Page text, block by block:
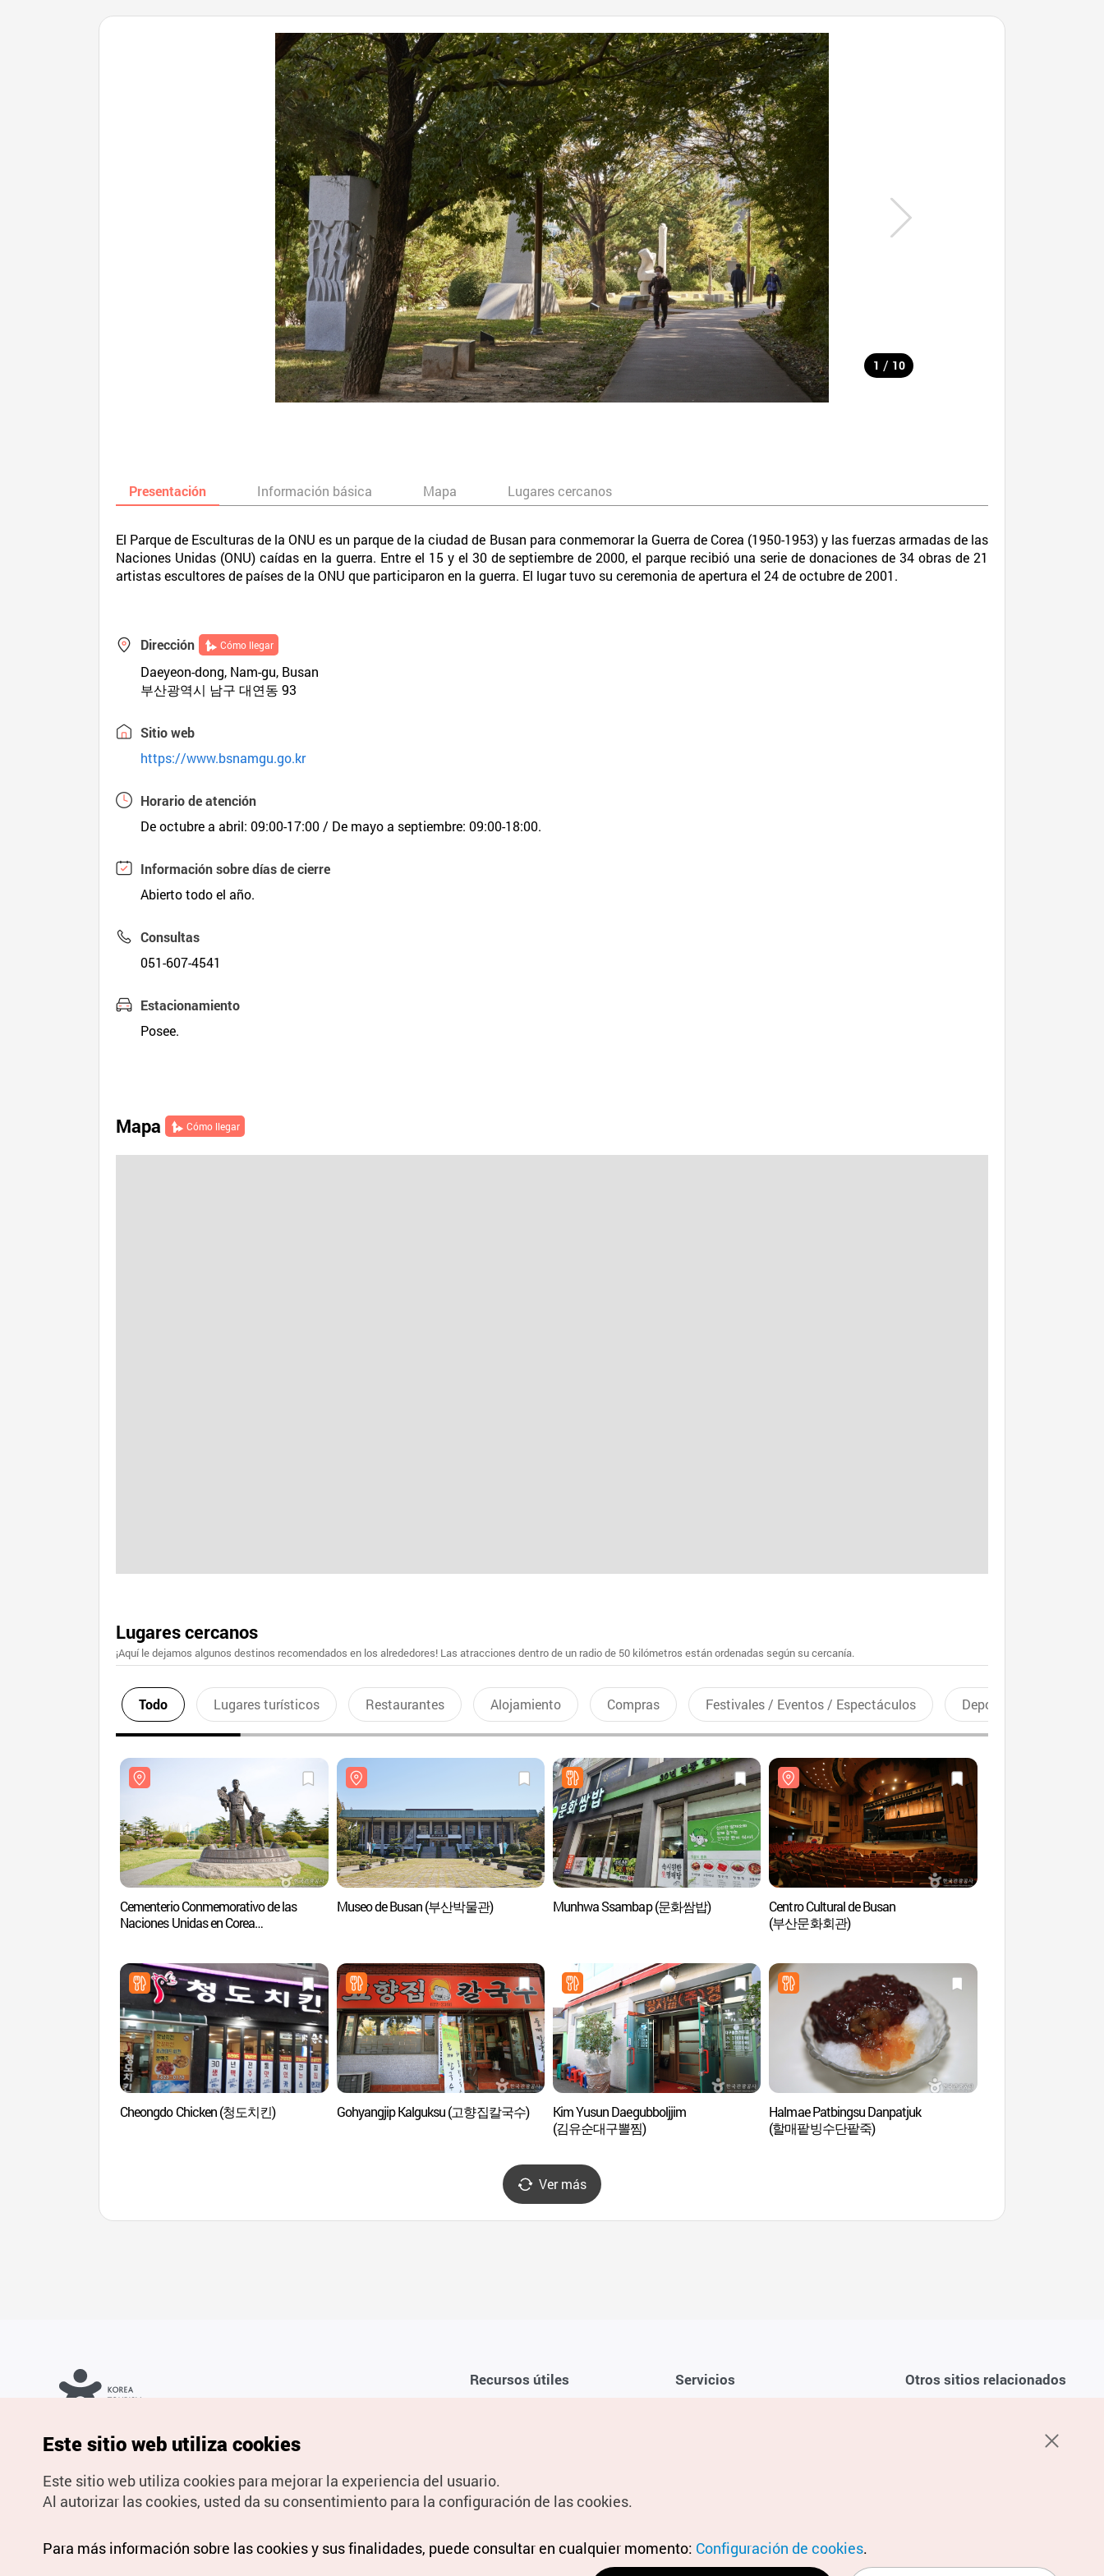
1 / 10
Presentación Información básica Mapa Lugares cercanos
El Parque de Esculturas de la ONU es un parque de la ciudad de Busan para conmemorar la Guerra de Corea (1950-1953) y las fuerzas armadas de las
Naciones Unidas (ONU) caídas en la guerra. Entre el 15 y el 30 de septiembre de 2000, el parque recibió una serie de donaciones de 34 obras de 21
artistas escultores de países de la ONU que participaron en la guerra. El lugar tuvo su ceremonia de apertura el 24 de octubre de 2001.
Dirección Cómo llegar
Daeyeon-dong, Nam-gu, Busan
부산광역시 남구 대연동 93
Sitio web
https://www.bsnamgu.go.kr
Horario de atención
De octubre a abril: 09:00-17:00 / De mayo a septiembre: 09:00-18:00.
Información sobre días de cierre
Abierto todo el año.
Consultas
051-607-4541
Estacionamiento
Posee.
Mapa Cómo llegar
Lugares cercanos
¡Aquí le dejamos algunos destinos recomendados en los alrededores! Las atracciones dentro de un radio de 50 kilómetros están ordenadas según su cercanía.
Todo Lugares turísticos Restaurantes Alojamiento Compras Festivales / Eventos / Espectáculos Deportes recreativos
Cementerio Conmemorativo de las
Naciones Unidas en Corea
Museo de Busan (부산박물관) Munhwa Ssambap (문화쌈밥)
Centro Cultural de Busan
(부산문화회관)
Cheongdo Chicken (청도치킨) Gohyangjip Kalguksu (고향집칼국수)
Kim Yusun Daegubboljjim
(김유순대구뽈찜)
Halmae Patbingsu Danpatjuk
(할매팥빙수단팥죽)
Ver más
Recursos útiles
Guías digitales
Servicios
Términos y condiciones de ubicación
personal
Otros sitios relacionados
derechos reservados.
Para informes de errores y cuestiones relacionadas con el sitio
spanish@knto.or.kr
Este sitio web utiliza cookies
Este sitio web utiliza cookies para mejorar la experiencia del usuario.
Al autorizar las cookies, usted da su consentimiento para la configuración de las cookies.
Para más información sobre las cookies y sus finalidades, puede consultar en cualquier momento: Configuración de cookies.